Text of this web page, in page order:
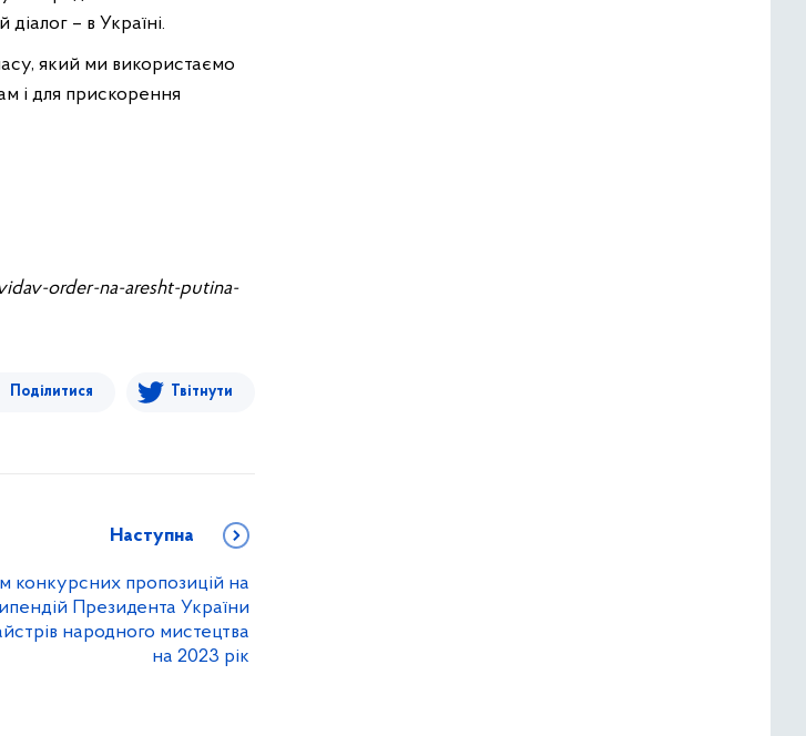
– в Україні.
який ми використаємо
і для прискорення
order-na-aresht-putina-
Поділитися Твітнути
Наступна
конкурсних пропозицій на
Президента України
народного мистецтва
на 2023 рік